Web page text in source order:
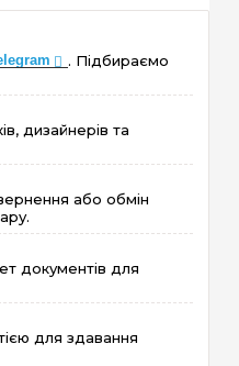
. Підбираємо
дизайнерів та
або обмін
документів для
для здавання